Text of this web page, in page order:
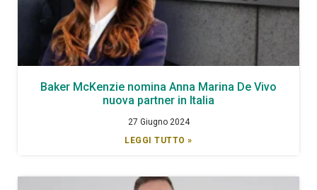
Baker McKenzie nomina Anna Marina De Vivo
nuova partner in Italia
27 Giugno 2024
LEGGI TUTTO »